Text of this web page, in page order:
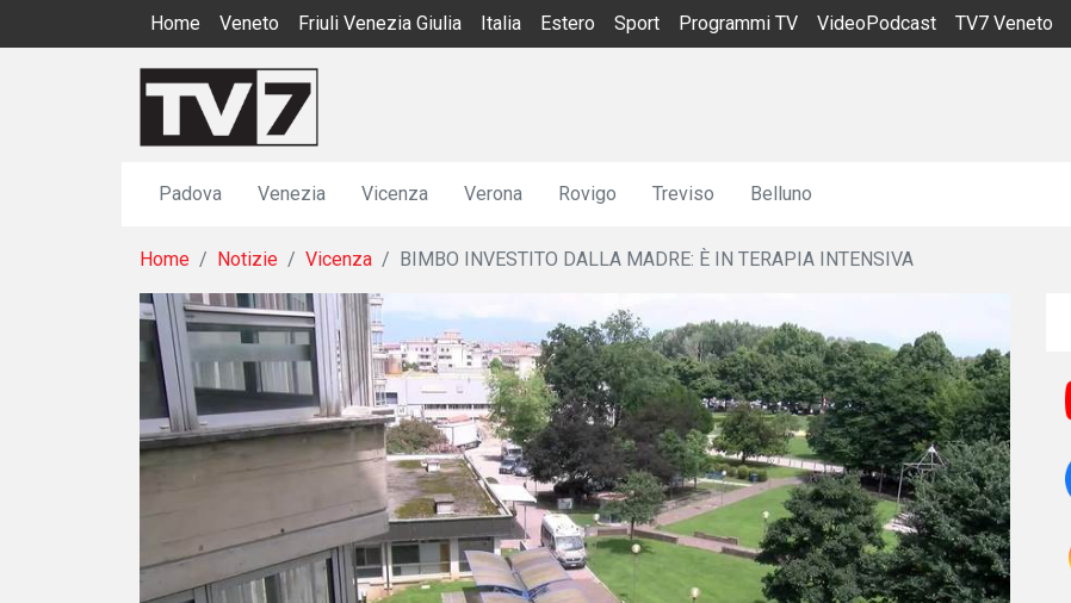
Home Veneto Friuli Venezia Giulia Italia Estero Sport Programmi TV VideoPodcast TV7 Veneto
Padova Venezia Vicenza Verona Rovigo Treviso Belluno
Home Notizie Vicenza BIMBO INVESTITO DALLA MADRE: È IN TERAPIA INTENSIVA